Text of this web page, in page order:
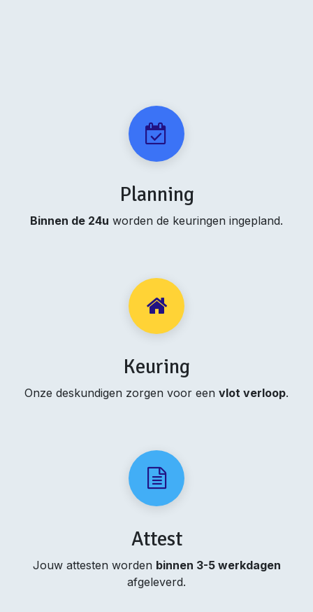
Planning
Binnen de 24u worden de keuringen ingepland.
Keuring
Onze deskundigen zorgen voor een vlot verloop.
Attest
Jouw attesten worden binnen 3-5 werkdagen
afgeleverd.